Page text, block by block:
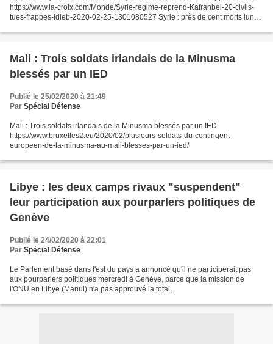
https://www.la-croix.com/Monde/Syrie-regime-reprend-Kafranbel-20-civils-
tues-frappes-Idleb-2020-02-25-1301080527 Syrie : près de cent morts lundi
Mali : Trois soldats irlandais de la Minusma
blessés par un IED
Publié le 25/02/2020 à 21:49
Par Spécial Défense
Mali : Trois soldats irlandais de la Minusma blessés par un IED
https://www.bruxelles2.eu/2020/02/plusieurs-soldats-du-contingent-
europeen-de-la-minusma-au-mali-blesses-par-un-ied/
Libye : les deux camps rivaux "suspendent"
leur participation aux pourparlers politiques de
Genève
Publié le 24/02/2020 à 22:01
Par Spécial Défense
Le Parlement basé dans l'est du pays a annoncé qu'il ne participerait pas
aux pourparlers politiques mercredi à Genève, parce que la mission de
l'ONU en Libye (Manul) n'a pas approuvé la total...